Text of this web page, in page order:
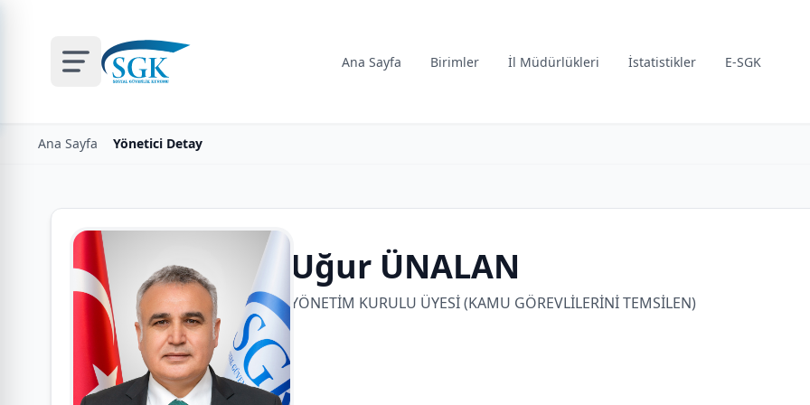
Ana Sayfa Birimler İl Müdürlükleri İstatistikler E-SGK
Ana Sayfa Yönetici Detay
Uğur ÜNALAN
YÖNETİM KURULU ÜYESİ (KAMU GÖREVLİLERİNİ TEMSİLEN)